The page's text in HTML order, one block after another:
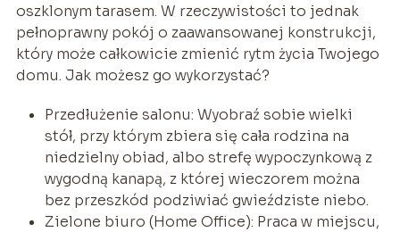
oszklonym tarasem. W rzeczywistości to jednak
pełnoprawny pokój o zaawansowanej konstrukcji,
który może całkowicie zmienić rytm życia Twojego
domu. Jak możesz go wykorzystać?
Przedłużenie salonu: Wyobraź sobie wielki
stół, przy którym zbiera się cała rodzina na
niedzielny obiad, albo strefę wypoczynkową z
wygodną kanapą, z której wieczorem można
bez przeszkód podziwiać gwieździste niebo.
Zielone biuro (Home Office): Praca w miejscu,